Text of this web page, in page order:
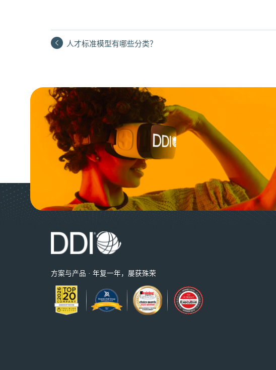
人才标准模型有哪些分类？
方案与产品 · 年复一年，屡获殊荣